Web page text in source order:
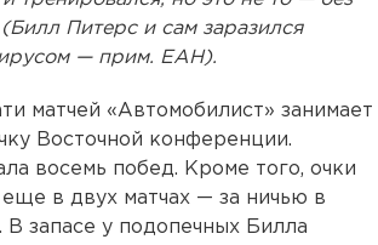
Питерс и сам заразился
— прим. ЕАН).
матчей «Автомобилист» занимает
Восточной конференции.
восемь побед. Кроме того, очки
в двух матчах — за ничью в
В запасе у подопечных Билла